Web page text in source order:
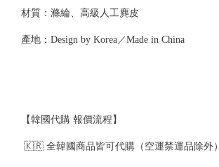
材質：滌綸、高級人工麂皮
產地：Design by Korea／Made in China
【韓國代購 報價流程】
🇰🇷 全韓國商品皆可代購（空運禁運品除外）